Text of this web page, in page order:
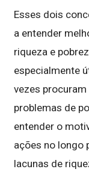
Esses dois
a entender
riqueza e
especialmente
vezes procuram
problemas de
entender o
ações no longo
lacunas de